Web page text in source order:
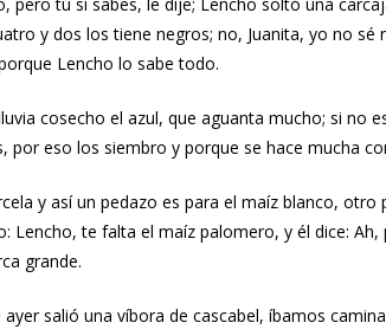
y dos los tiene negros; no, Juanita, yo no sé
Lencho lo sabe todo.
cosecho el azul, que aguanta mucho; si no
eso los siembro y porque se hace mucha
y así un pedazo es para el maíz blanco, otro
te falta el maíz palomero, y él dice: Ah,
grande.
salió una víbora de cascabel, íbamos